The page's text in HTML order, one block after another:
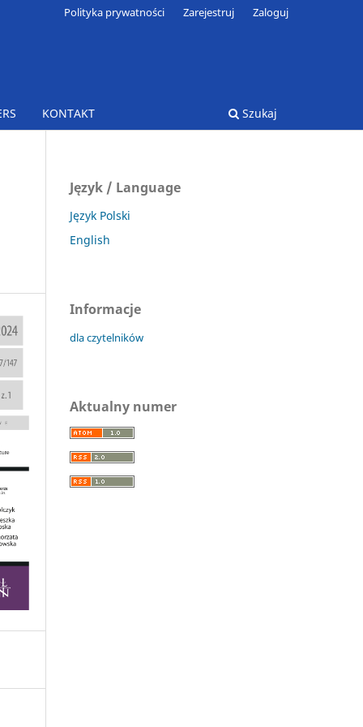
KONTAKT Szukaj
Polityka prywatności Zarejestruj Zaloguj
Język / Language
Język Polski
English
Informacje
dla czytelników
Aktualny numer